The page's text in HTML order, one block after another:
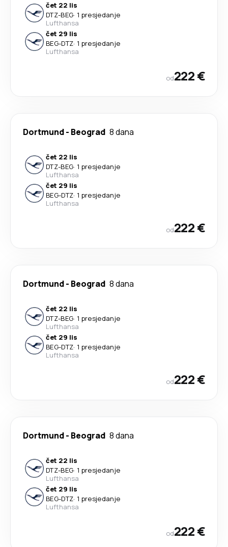
čet 22 lis
DTZ-BEG· 1 presjedanje
Lufthansa
čet 29 lis
BEG-DTZ· 1 presjedanje
Lufthansa
od222 €
Dortmund- Beograd 8 dana
čet 22 lis
DTZ-BEG· 1 presjedanje
Lufthansa
čet 29 lis
BEG-DTZ· 1 presjedanje
Lufthansa
od222 €
Dortmund- Beograd 8 dana
čet 22 lis
DTZ-BEG· 1 presjedanje
Lufthansa
čet 29 lis
BEG-DTZ· 1 presjedanje
Lufthansa
od222 €
Dortmund- Beograd 8 dana
čet 22 lis
DTZ-BEG· 1 presjedanje
Lufthansa
čet 29 lis
BEG-DTZ· 1 presjedanje
Lufthansa
od222 €